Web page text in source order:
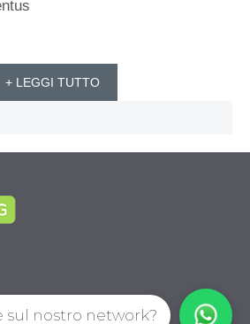
+ LEGGI TUTTO
nostro network?